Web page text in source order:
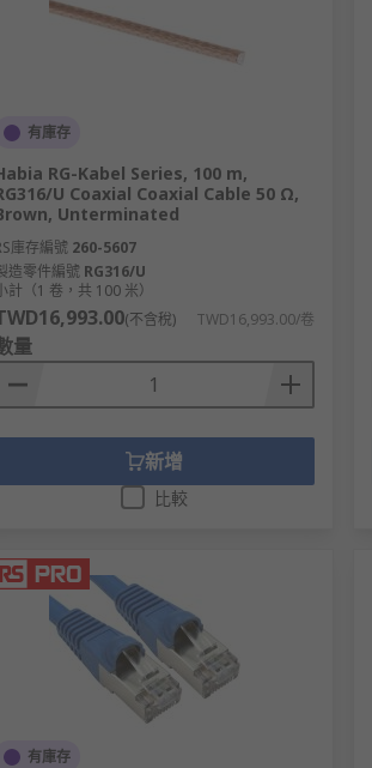
插頭。
接。
行頻率最高為250 MHz。
有庫存
RG-Kabel Series, 100 m,
U Coaxial Coaxial Cable 50 Ω,
Unterminated
庫存編號 260-5607
造零件編號 RG316/U
計（1 卷，共 100 米）
(不含稅) TWD16,993.00/卷
量
新增
比較
有庫存